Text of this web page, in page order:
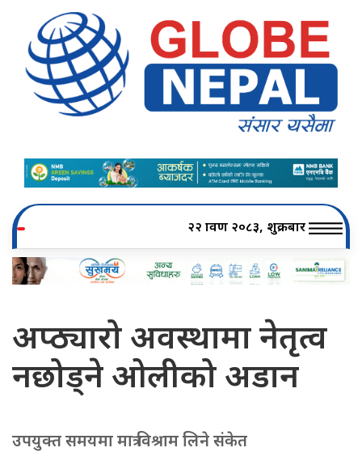
२२ श्रावण २०८३, शुक्रबार
अप्ठ्यारो अवस्थामा नेतृत्व
नछोड्ने ओलीको अडान
उपयुक्त समयमा मात्र विश्राम लिने संकेत